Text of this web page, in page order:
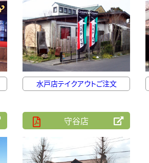
水戸店テイクアウトご注文
守谷店